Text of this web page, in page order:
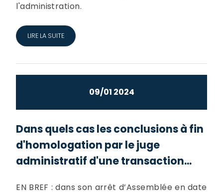
l'administration.
LIRE LA SUITE
09/01 2024
Dans quels cas les conclusions à fin
d'homologation par le juge
administratif d'une transaction...
EN BREF : dans son arrêt d’Assemblée en date